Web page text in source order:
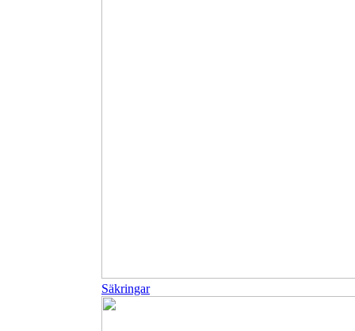
Säkringar